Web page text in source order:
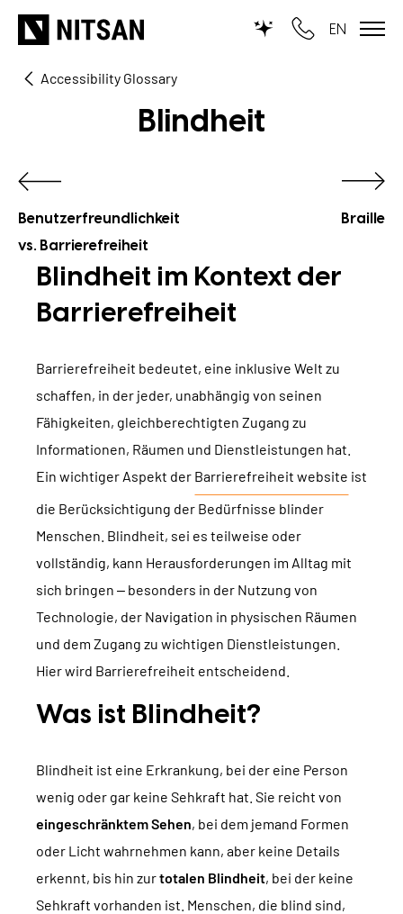
EN
WIR MACHEN TYPO3...
für öffentliche Einrichtungen
LEISTUNGEN
TYPO3 KI
TYPO3 Barrierefreiheit
TYPO3 Barrierefreiheit Testen
TYPO3 Support & Wartung
TYPO3 Freelancer
REFERENZEN
UNSERE PREISE
WIR SIND NITSAN
Über uns
Zusammenarbeit
Jobs
T3PLANET
TYPO3 Templates
TYPO3 Extensions
AI Universe
BLOG ANFRAGE GLOSSAR
Accessibility Glossary
Blindheit
Benutzerfreundlichkeit
vs. Barrierefreiheit
Braille
Blindheit im Kontext der
Barrierefreiheit
Barrierefreiheit bedeutet, eine inklusive Welt zu
schaffen, in der jeder, unabhängig von seinen
Fähigkeiten, gleichberechtigten Zugang zu
Informationen, Räumen und Dienstleistungen hat.
Ein wichtiger Aspekt der Barrierefreiheit website ist
die Berücksichtigung der Bedürfnisse blinder
Menschen. Blindheit, sei es teilweise oder
vollständig, kann Herausforderungen im Alltag mit
sich bringen – besonders in der Nutzung von
Technologie, der Navigation in physischen Räumen
und dem Zugang zu wichtigen Dienstleistungen.
Hier wird Barrierefreiheit entscheidend.
Was ist Blindheit?
Blindheit ist eine Erkrankung, bei der eine Person
wenig oder gar keine Sehkraft hat. Sie reicht von
eingeschränktem Sehen, bei dem jemand Formen
oder Licht wahrnehmen kann, aber keine Details
erkennt, bis hin zurtotalen Blindheit, bei der keine
Sehkraft vorhanden ist. Menschen, die blind sind,